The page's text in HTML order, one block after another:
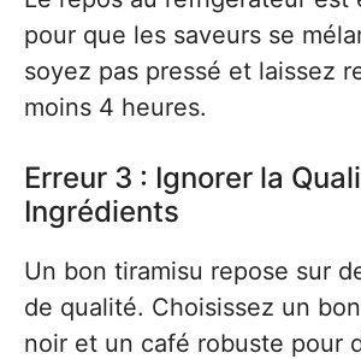
pour que les saveurs se
soyez pas pressé et laissez
moins 4 heures.
Erreur 3 : Ignorer la
Ingrédients
Un bon tiramisu repose sur
de qualité. Choisissez un
noir et un café robuste pour